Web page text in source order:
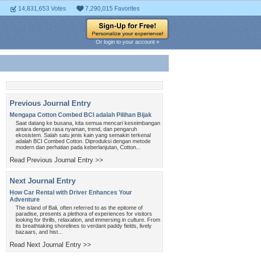
14,831,653 Votes 7,290,015 Favorites
Or login to your account »
Previous Journal Entry
Mengapa Cotton Combed BCI adalah Pilihan Bijak
Saat datang ke busana, kita semua mencari keseimbangan
antara dengan rasa nyaman, trend, dan pengaruh
ekosistem. Salah satu jenis kain yang semakin terkenal
adalah BCI Combed Cotton. Diproduksi dengan metode
modern dan perhatian pada keberlanjutan, Cotton...
Read Previous Journal Entry >>
Next Journal Entry
How Car Rental with Driver Enhances Your
Adventure
The island of Bali, often referred to as the epitome of
paradise, presents a plethora of experiences for visitors
looking for thrills, relaxation, and immersing in culture. From
its breathtaking shorelines to verdant paddy fields, lively
bazaars, and hist...
Read Next Journal Entry >>